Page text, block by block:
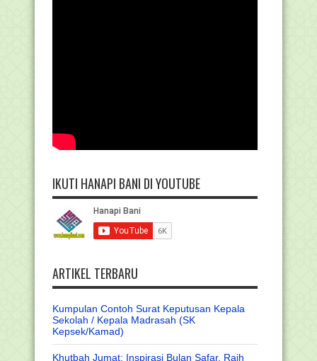
IKUTI HANAPI BANI DI YOUTUBE
ARTIKEL TERBARU
Kumpulan Contoh Surat Keputusan Kepala
Sekolah / Kepala Madrasah (SK
Kepsek/Kamad)
Khutbah Jumat: Inspirasi Bulan Safar, Raih